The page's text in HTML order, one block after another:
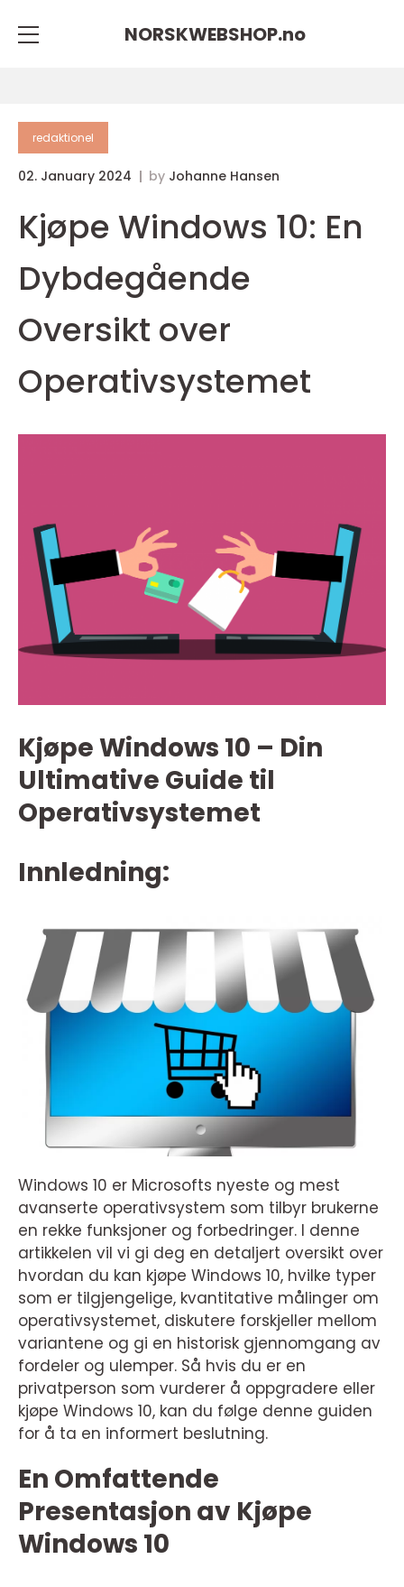
NORSKWEBSHOP.no
redaktionel
02. January 2024 by Johanne Hansen
Kjøpe Windows 10: En
Dybdegående
Oversikt over
Operativsystemet
Kjøpe Windows 10 – Din
Ultimative Guide til
Operativsystemet
Innledning:
Windows 10 er Microsofts nyeste og mest
avanserte operativsystem som tilbyr brukerne
en rekke funksjoner og forbedringer. I denne
artikkelen vil vi gi deg en detaljert oversikt over
hvordan du kan kjøpe Windows 10, hvilke typer
som er tilgjengelige, kvantitative målinger om
operativsystemet, diskutere forskjeller mellom
variantene og gi en historisk gjennomgang av
fordeler og ulemper. Så hvis du er en
privatperson som vurderer å oppgradere eller
kjøpe Windows 10, kan du følge denne guiden
for å ta en informert beslutning.
En Omfattende
Presentasjon av Kjøpe
Windows 10